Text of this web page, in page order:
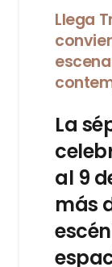
Llega
La
al 9
más